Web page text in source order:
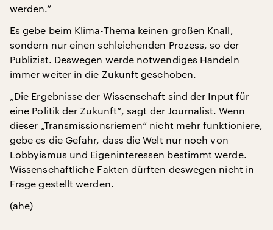
werden.“
Es gebe beim Klima-Thema keinen großen Knall,
sondern nur einen schleichenden Prozess, so der
Publizist. Deswegen werde notwendiges Handeln
immer weiter in die Zukunft geschoben.
„Die Ergebnisse der Wissenschaft sind der Input für
eine Politik der Zukunft“, sagt der Journalist. Wenn
dieser „Transmissionsriemen“ nicht mehr funktioniere,
gebe es die Gefahr, dass die Welt nur noch von
Lobbyismus und Eigeninteressen bestimmt werde.
Wissenschaftliche Fakten dürften deswegen nicht in
Frage gestellt werden.
(ahe)